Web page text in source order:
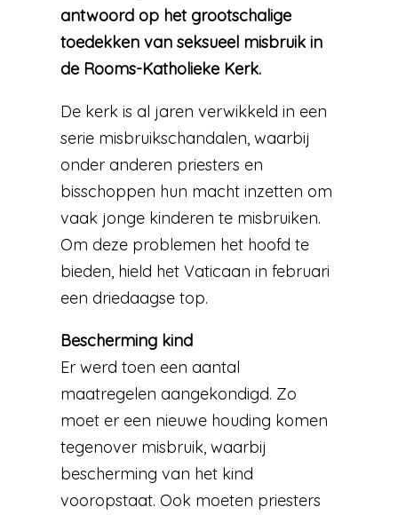
antwoord op het grootschalige
toedekken van seksueel misbruik in
de Rooms-Katholieke Kerk.
De kerk is al jaren verwikkeld in een
serie misbruikschandalen, waarbij
onder anderen priesters en
bisschoppen hun macht inzetten om
vaak jonge kinderen te misbruiken.
Om deze problemen het hoofd te
bieden, hield het Vaticaan in februari
een driedaagse top.
Bescherming kind
Er werd toen een aantal
maatregelen aangekondigd. Zo
moet er een nieuwe houding komen
tegenover misbruik, waarbij
bescherming van het kind
vooropstaat. Ook moeten priesters